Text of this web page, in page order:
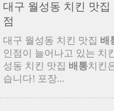
대구 월성동 치킨 맛집
점
대구 월성동 치킨 맛집 배
인점이 늘어나고 있는 치
성동 치킨 맛집 배통치킨
습니다! 포장...